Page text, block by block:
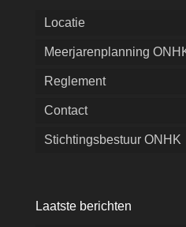
Locatie
Meerjarenplanning
Reglement
Contact
Stichtingsbestuur ONHK
Laatste berichten